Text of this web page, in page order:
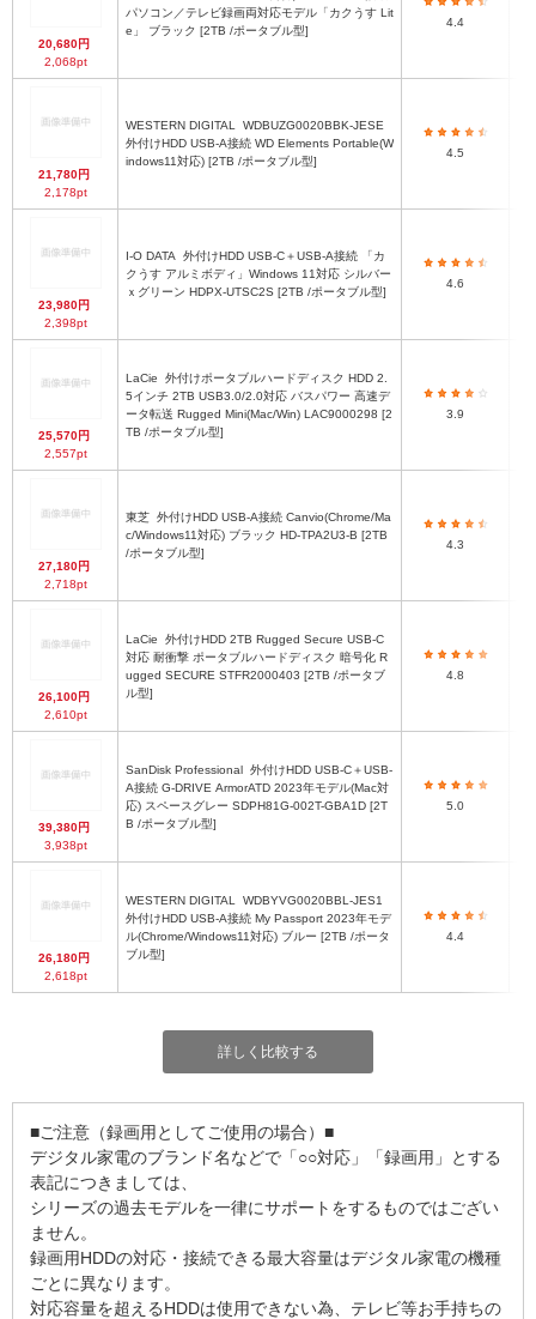
20,680円
2,068pt
パソコン／テレビ録画両対応モデル「カクうす Lit
e」 ブラック [2TB /ポータブル型]
4.4
21,780円
2,178pt
WESTERN DIGITAL
外付けHDD USB-A接続 WD Elements Portable(W
indows11対応) [2TB /ポータブル型]
4.5
23,980円
2,398pt
I-O DATA
クうす アルミボディ」Windows 11対応 シルバー
ｘグリーン HDPX-UTSC2S [2TB /ポータブル型]
4.6
25,570円
2,557pt
LaCie
5インチ 2TB USB3.0/2.0対応 バスパワー 高速デ
ータ転送 Rugged Mini(Mac/Win) LAC9000298 [2
TB /ポータブル型]
3.9
27,180円
2,718pt
東芝
c/Windows11対応) ブラック HD-TPA2U3-B [2TB
/ポータブル型]
4.3
26,100円
2,610pt
LaCie
対応 耐衝撃 ポータブルハードディスク 暗号化 R
ugged SECURE STFR2000403 [2TB /ポータブ
ル型]
4.8
39,380円
3,938pt
SanDisk Professional
A接続 G-DRIVE ArmorATD 2023年モデル(Mac対
応) スペースグレー SDPH81G-002T-GBA1D [2T
B /ポータブル型]
5.0
26,180円
2,618pt
WESTERN DIGITAL
外付けHDD USB-A接続 My Passport 2023年モデ
ル(Chrome/Windows11対応) ブルー [2TB /ポータ
ブル型]
4.4
詳しく比較する
■ご注意（録画用としてご使用の場合）■
デジタル家電のブランド名などで「○○対応」「録画用」とする
表記につきましては、
シリーズの過去モデルを一律にサポートをするものではござい
ません。
録画用HDDの対応・接続できる最大容量はデジタル家電の機種
ごとに異なります。
対応容量を超えるHDDは使用できない為、テレビ等お手持ちの